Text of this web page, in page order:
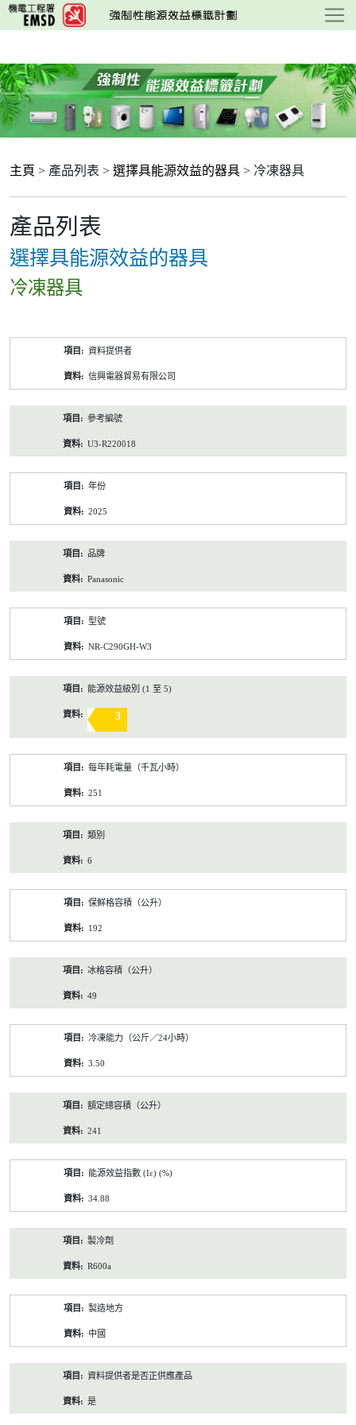
跳
至
要
內
容
主頁 > 產品列表 > 選擇具能源效益的器具 > 冷凍器具
產品列表
選擇具能源效益的器具
冷凍器具
資料提供者
信興電器貿易有限公司
參考編號
U3-R220018
年份
2025
品牌
Panasonic
型號
NR-C290GH-W3
能源效益級別 (1 至 5)
3
每年耗電量（千瓦小時）
251
類別
6
保鮮格容積（公升）
192
冰格容積（公升）
49
冷凍能力（公斤／24小時）
3.50
額定總容積（公升）
241
能源效益指數 (Iε) (%)
34.88
製冷劑
R600a
製造地方
中國
資料提供者是否正供應產品
是